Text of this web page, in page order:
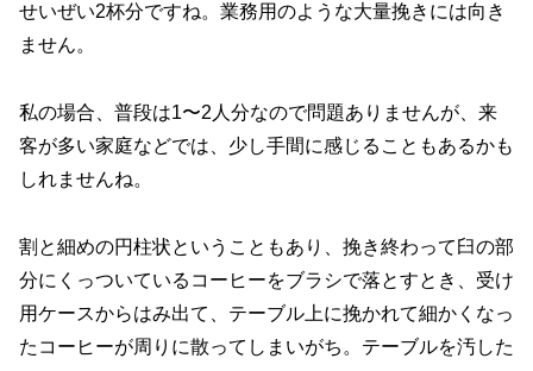
せいぜい2杯分ですね。業務用のような大量挽きには向き
ません。
私の場合、普段は1〜2人分なので問題ありませんが、来
客が多い家庭などでは、少し手間に感じることもあるかも
しれませんね。
割と細めの円柱状ということもあり、挽き終わって臼の部
分にくっついているコーヒーをブラシで落とすとき、受け
用ケースからはみ出て、テーブル上に挽かれて細かくなっ
たコーヒーが周りに散ってしまいがち。テーブルを汚した